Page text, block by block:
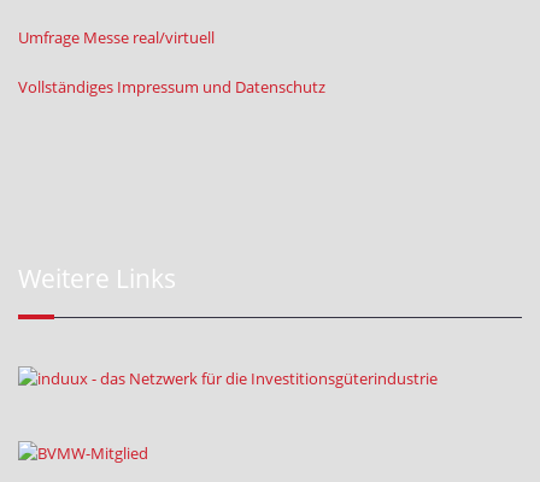
Umfrage Messe real/virtuell
Vollständiges Impressum und Datenschutz
Weitere Links